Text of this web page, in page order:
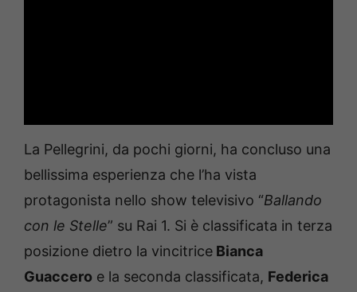
La Pellegrini, da pochi giorni, ha concluso una
bellissima esperienza che l’ha vista
protagonista nello show televisivo “Ballando
con le Stelle” su Rai 1. Si è classificata in terza
posizione dietro la vincitrice Bianca
Guaccero e la seconda classificata, Federica